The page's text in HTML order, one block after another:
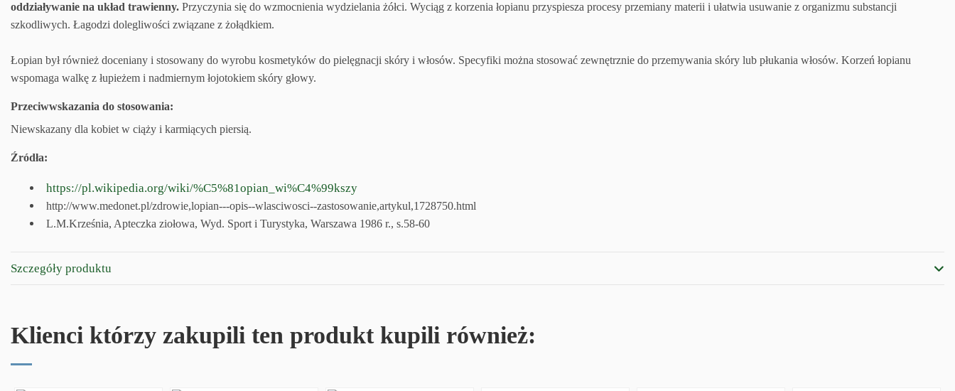
oddziaływanie na układ trawienny. Przyczynia się do wzmocnienia wydzielania żółci. Wyciąg z korzenia łopianu przyspiesza procesy przemiany materii i ułatwia usuwanie z organizmu substancji
szkodliwych. Łagodzi dolegliwości związane z żołądkiem.
Łopian był również doceniany i stosowany do wyrobu kosmetyków do pielęgnacji skóry i włosów. Specyfiki można stosować zewnętrznie do przemywania skóry lub płukania włosów. Korzeń łopianu
wspomaga walkę z łupieżem i nadmiernym łojotokiem skóry głowy.
Przeciwwskazania do stosowania:
Niewskazany dla kobiet w ciąży i karmiących piersią.
Źródła:
https://pl.wikipedia.org/wiki/%C5%81opian_wi%C4%99kszy
http://www.medonet.pl/zdrowie,lopian---opis--wlasciwosci--zastosowanie,artykul,1728750.html
L.M.Krześnia, Apteczka ziołowa, Wyd. Sport i Turystyka, Warszawa 1986 r., s.58-60
Szczegóły produktu
Klienci którzy zakupili ten produkt kupili również: